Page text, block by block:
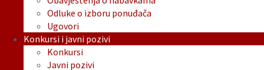
Odluke o izboru ponuđača
Ugovori
Konkursi i javni pozivi
Konkursi
Javni pozivi